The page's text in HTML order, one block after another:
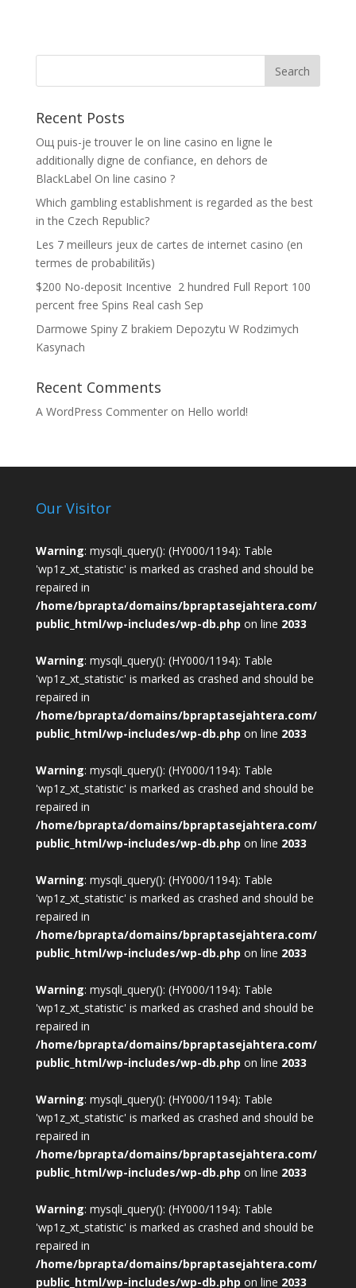
Recent Posts
Oщ puis-je trouver le on line casino en ligne le
additionally digne de confiance, en dehors de
BlackLabel On line casino ?
Which gambling establishment is regarded as the best
in the Czech Republic?
Les 7 meilleurs jeux de cartes de internet casino (en
termes de probabilitйs)
$200 No-deposit Incentive ️ 2 hundred Full Report 100
percent free Spins Real cash Sep
Darmowe Spiny Z brakiem Depozytu W Rodzimych
Kasynach
Recent Comments
A WordPress Commenteron Hello world!
Our Visitor
Warning: mysqli_query(): (HY000/1194): Table
'wp1z_xt_statistic' is marked as crashed and should be
repaired in
/home/bprapta/domains/bpraptasejahtera.com/
public_html/wp-includes/wp-db.php on line 2033
Warning: mysqli_query(): (HY000/1194): Table
'wp1z_xt_statistic' is marked as crashed and should be
repaired in
/home/bprapta/domains/bpraptasejahtera.com/
public_html/wp-includes/wp-db.php on line 2033
Warning: mysqli_query(): (HY000/1194): Table
'wp1z_xt_statistic' is marked as crashed and should be
repaired in
/home/bprapta/domains/bpraptasejahtera.com/
public_html/wp-includes/wp-db.php on line 2033
Warning: mysqli_query(): (HY000/1194): Table
'wp1z_xt_statistic' is marked as crashed and should be
repaired in
/home/bprapta/domains/bpraptasejahtera.com/
public_html/wp-includes/wp-db.php on line 2033
Warning: mysqli_query(): (HY000/1194): Table
'wp1z_xt_statistic' is marked as crashed and should be
repaired in
/home/bprapta/domains/bpraptasejahtera.com/
public_html/wp-includes/wp-db.php on line 2033
Warning: mysqli_query(): (HY000/1194): Table
'wp1z_xt_statistic' is marked as crashed and should be
repaired in
/home/bprapta/domains/bpraptasejahtera.com/
public_html/wp-includes/wp-db.php on line 2033
Warning: mysqli_query(): (HY000/1194): Table
'wp1z_xt_statistic' is marked as crashed and should be
repaired in
/home/bprapta/domains/bpraptasejahtera.com/
public_html/wp-includes/wp-db.php on line 2033